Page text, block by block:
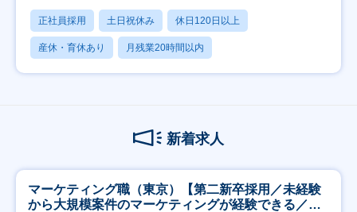
正社員採用 土日祝休み 休日120日以上
産休・育休あり 月残業20時間以内
新着求人
マーケティング職（東京）【第二新卒採用／未経験
から大規模案件のマーケティングが経験できる／研